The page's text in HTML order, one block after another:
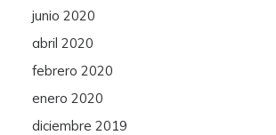
junio 2020
abril 2020
febrero 2020
enero 2020
diciembre 2019